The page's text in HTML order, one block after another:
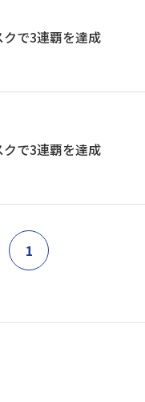
クで3連覇を達成
クで3連覇を達成
1